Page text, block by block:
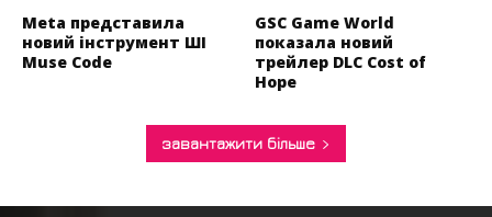
Meta представила
новий інструмент ШІ
Muse Code
GSC Game World
показала новий
трейлер DLC Cost of
Hope
завантажити більше